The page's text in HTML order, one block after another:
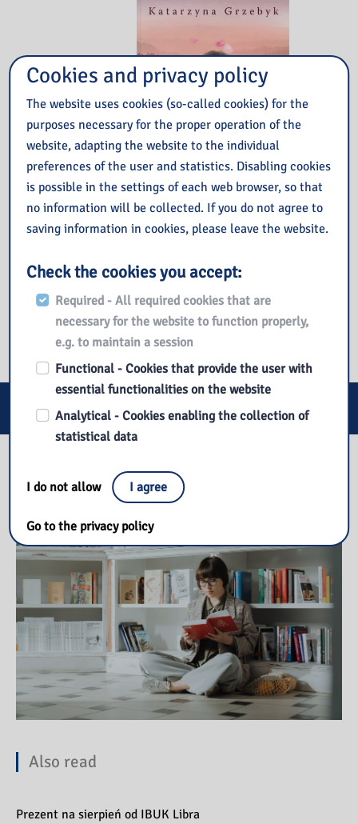
E-services
Also read
Prezent na sierpień od IBUK Libra
Cookies and privacy policy
The website uses cookies (so-called cookies) for the
purposes necessary for the proper operation of the
website, adapting the website to the individual
preferences of the user and statistics. Disabling cookies
is possible in the settings of each web browser, so that
no information will be collected. If you do not agree to
saving information in cookies, please leave the website.
Check the cookies you accept:
Required - All required cookies that are
necessary for the website to function properly,
e.g. to maintain a session
Functional - Cookies that provide the user with
essential functionalities on the website
Analytical - Cookies enabling the collection of
statistical data
I do not allow I agree
Go to the privacy policy